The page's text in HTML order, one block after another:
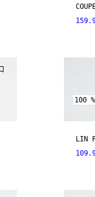
100
LIN